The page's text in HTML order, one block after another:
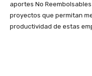
aportes No
proyectos que permitan
productividad de estas